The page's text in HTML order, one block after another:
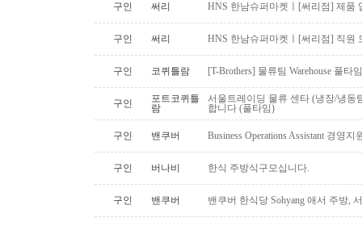
구인 써리 HNS 한남슈퍼마켓ㅣ[써리점] 제품
구인 써리 HNS 한남슈퍼마켓ㅣ[써리점] 직원
구인 코퀴틀람 [T-Brothers] 물류팀 Warehouse 풀타
구인
포트코퀴틀
람
서울트레이딩 물류 센타 (냉장/냉동
합니다 (풀타임)
구인 밴쿠버 Business Operations Assistant 경영
구인 버나비 한식 주방식구모십니다.
구인 밴쿠버 밴쿠버 한식당 Sohyang 애서 주방,